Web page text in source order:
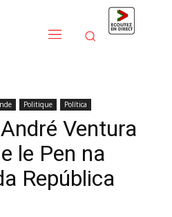
Politique Política
Ventura
le Pen na
República